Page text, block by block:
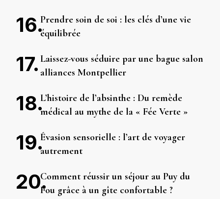
Prendre soin de soi : les clés d’une vie
équilibrée
Laissez-vous séduire par une bague salon
alliances Montpellier
L’histoire de l’absinthe : Du remède
médical au mythe de la « Fée Verte »
Évasion sensorielle : l’art de voyager
autrement
Comment réussir un séjour au Puy du
Fou grâce à un gîte confortable ?